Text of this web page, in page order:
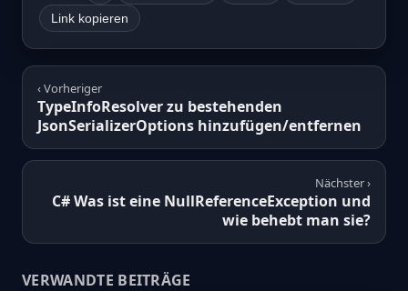
Link kopieren
‹ Vorheriger
TypeInfoResolver zu bestehenden
JsonSerializerOptions hinzufügen/entfernen
Nächster ›
C# Was ist eine NullReferenceException und
wie behebt man sie?
VERWANDTE BEITRÄGE